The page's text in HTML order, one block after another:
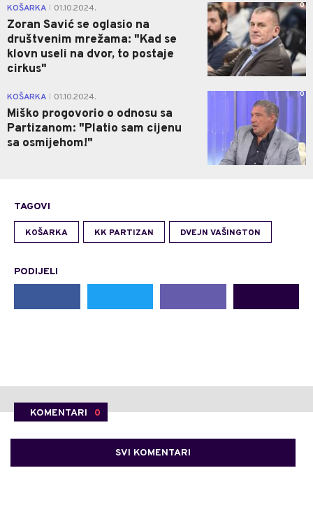
KOŠARKA 01.10.2024.
Zoran Savić se oglasio na
društvenim mrežama: "Kad se
klovn useli na dvor, to postaje
cirkus"
0
KOŠARKA 01.10.2024.
Miško progovorio o odnosu sa
Partizanom: "Platio sam cijenu
sa osmijehom!"
0
TAGOVI
KOŠARKA KK PARTIZAN DVEJN VAŠINGTON
PODIJELI
KOMENTARI 0
SVI KOMENTARI